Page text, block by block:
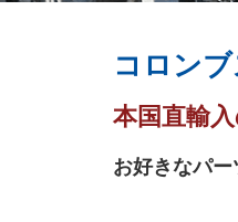
コロン
本国直輸
お好きなパー